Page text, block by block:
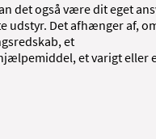
det også være dit eget
udstyr. Det afhænger af,
et
et varigt eller